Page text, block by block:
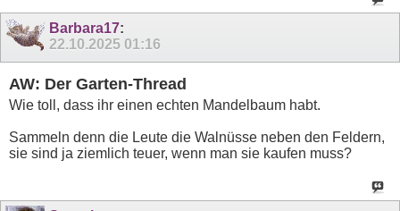
Barbara17:
22.10.2025 01:16
AW: Der Garten-Thread
Wie toll, dass ihr einen echten Mandelbaum habt.
Sammeln denn die Leute die Walnüsse neben den Feldern,
sie sind ja ziemlich teuer, wenn man sie kaufen muss?